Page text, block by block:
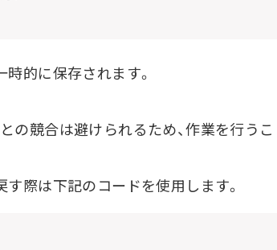
的に保存されます。
競合は避けられるため、作業を行うこ
際は下記のコードを使用します。